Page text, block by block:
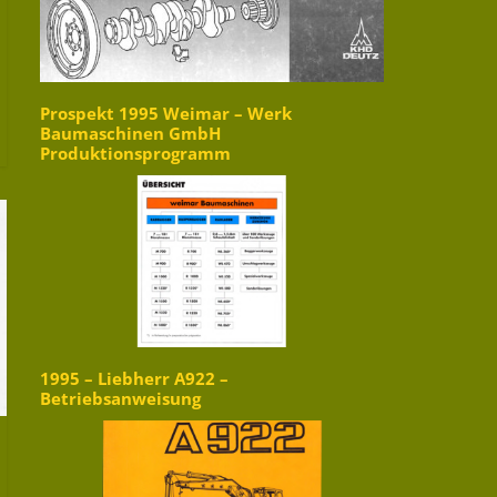
Prospekt 1995 Weimar – Werk
Baumaschinen GmbH
Produktionsprogramm
1995 – Liebherr A922 –
Betriebsanweisung